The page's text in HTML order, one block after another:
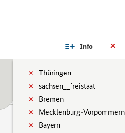
Info
Thüringen
sachsen__freistaat
Bremen
Mecklenburg-Vorpommern
Bayern